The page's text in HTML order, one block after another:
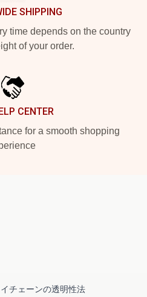
SHIPPING
time depends on the country
of your order.
CENTER
for a smooth shopping
チェーンの透明性法